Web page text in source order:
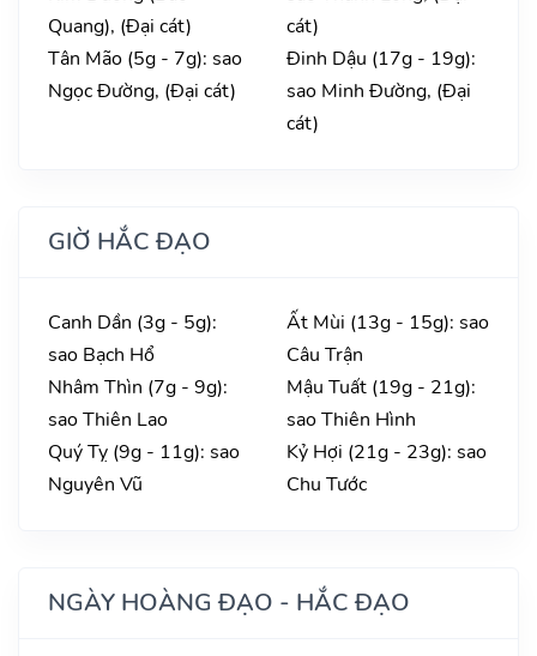
Quang), (Đại cát)
Tân Mão (5g - 7g): sao
Ngọc Đường, (Đại cát)
cát)
Đinh Dậu (17g - 19g):
sao Minh Đường, (Đại
cát)
GIỜ HẮC ĐẠO
Canh Dần (3g - 5g):
sao Bạch Hổ
Nhâm Thìn (7g - 9g):
sao Thiên Lao
Quý Tỵ (9g - 11g): sao
Nguyên Vũ
Ất Mùi (13g - 15g): sao
Câu Trận
Mậu Tuất (19g - 21g):
sao Thiên Hình
Kỷ Hợi (21g - 23g): sao
Chu Tước
NGÀY HOÀNG ĐẠO - HẮC ĐẠO